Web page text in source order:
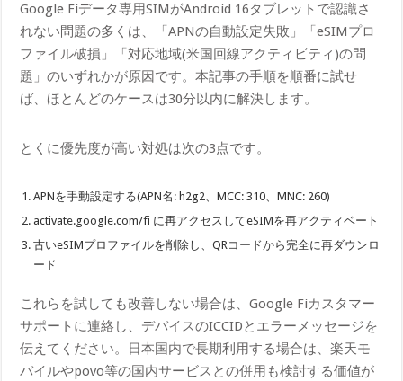
Google Fiデータ専用SIMがAndroid 16タブレットで認識さ
れない問題の多くは、「APNの自動設定失敗」「eSIMプロ
ファイル破損」「対応地域(米国回線アクティビティ)の問
題」のいずれかが原因です。本記事の手順を順番に試せ
ば、ほとんどのケースは30分以内に解決します。
とくに優先度が高い対処は次の3点です。
APNを手動設定する(APN名: h2g2、MCC: 310、MNC: 260)
activate.google.com/fi に再アクセスしてeSIMを再アクティベート
古いeSIMプロファイルを削除し、QRコードから完全に再ダウンロ
ード
これらを試しても改善しない場合は、Google Fiカスタマー
サポートに連絡し、デバイスのICCIDとエラーメッセージを
伝えてください。日本国内で長期利用する場合は、楽天モ
バイルやpovo等の国内サービスとの併用も検討する価値が